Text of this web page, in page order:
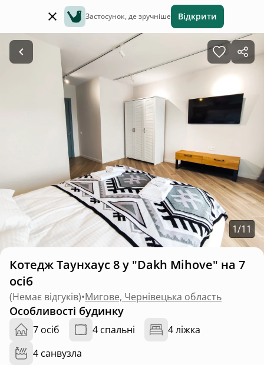
Застосунок, де зручніше Відкрити
1/11
Котедж Таунхаус 8 у "Dakh Mihove" на 7
осіб
(Немає відгуків)•Мигове, Чернівецька область
Особливості будинку
7 осіб 4 спальні
4 ліжка
4 санвузла